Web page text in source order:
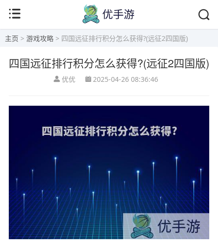
主页 > 游戏攻略 > 四国远征排行积分怎么获得?(远征2四国版)
四国远征排行积分怎么获得?(远征2四国版)
优优 2025-04-26 08:36:46